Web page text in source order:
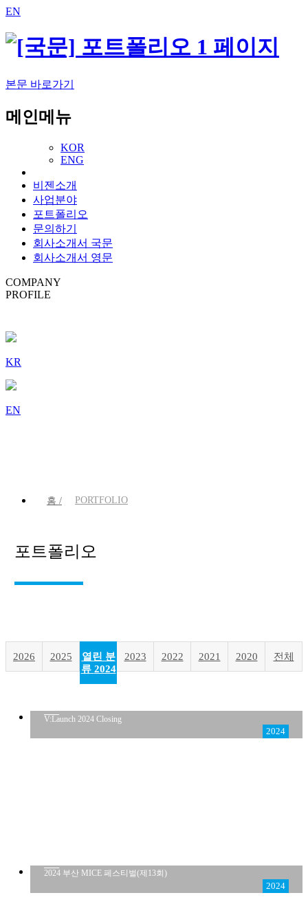
EN
본문 바로가기
메인메뉴
KOR
ENG
비젠소개
사업분야
포트폴리오
문의하기
회사소개서 국문
회사소개서 영문
COMPANY
PROFILE
KR
EN
홈 / PORTFOLIO
포트폴리오
2026 2025
열린 분
류 2024
2023 2022 2021 2020 전체
2024
V:Launch 2024 Closing
2024
2024 부산 MICE 페스티벌(제13회)